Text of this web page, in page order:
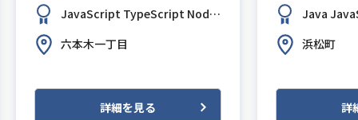
その他クリエイター（281）
iOSエンジニア（592）
Androidエンジニア（418）
JavaScript TypeScript Node.
六本木一丁目
詳細を見る
Java
浜松町
詳